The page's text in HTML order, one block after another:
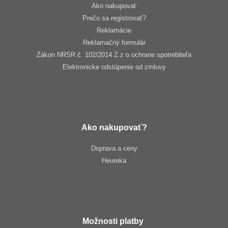
Ako nakupovať
Prečo sa registrovať?
Reklamácie
Reklamačný formulár
Zákon NRSR č. 102/2014 Z.z o ochrane spotrebiteľa
Elektronicke odstúpenie od zmluvy
Ako nakupovať?
Doprava a ceny
Heureka
Možnosti platby